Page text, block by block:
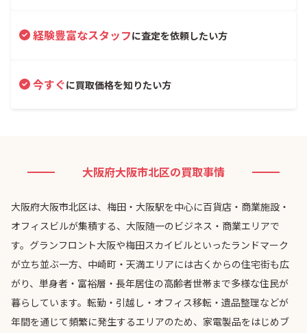
経験豊富なスタッフに査定を依頼したい方
今すぐに買取価格を知りたい方
大阪府大阪市北区の買取事情
大阪府大阪市北区は、梅田・大阪駅を中心に百貨店・商業施設・
オフィスビルが集積する、大阪随一のビジネス・商業エリアで
す。グランフロント大阪や梅田スカイビルといったランドマーク
が立ち並ぶ一方、中崎町・天満エリアには古くからの住宅街も広
がり、単身者・富裕層・長年居住の高齢者世帯まで多様な住民が
暮らしています。転勤・引越し・オフィス移転・遺品整理などが
年間を通じて頻繁に発生するエリアのため、家電製品をはじめブ